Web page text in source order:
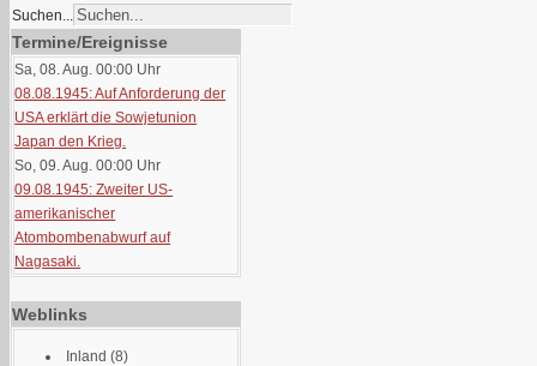
Suchen...
Termine/Ereignisse
Sa, 08. Aug. 00:00 Uhr
08.08.1945: Auf Anforderung der
USA erklärt die Sowjetunion
Japan den Krieg.
So, 09. Aug. 00:00 Uhr
09.08.1945: Zweiter US-
amerikanischer
Atombombenabwurf auf
Nagasaki.
Weblinks
Inland (8)